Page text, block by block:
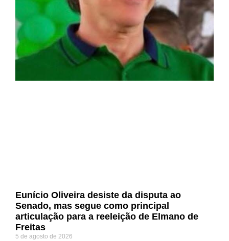
Eunício Oliveira desiste da disputa ao
Senado, mas segue como principal
articulação para a reeleição de Elmano de
Freitas
5 de agosto de 2026